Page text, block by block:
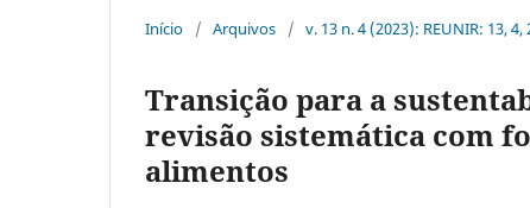
Início / Arquivos / v. 13 n. 4 (2023): REUNIR: 13, 4,
Transição para a
revisão sistemática com
alimentos